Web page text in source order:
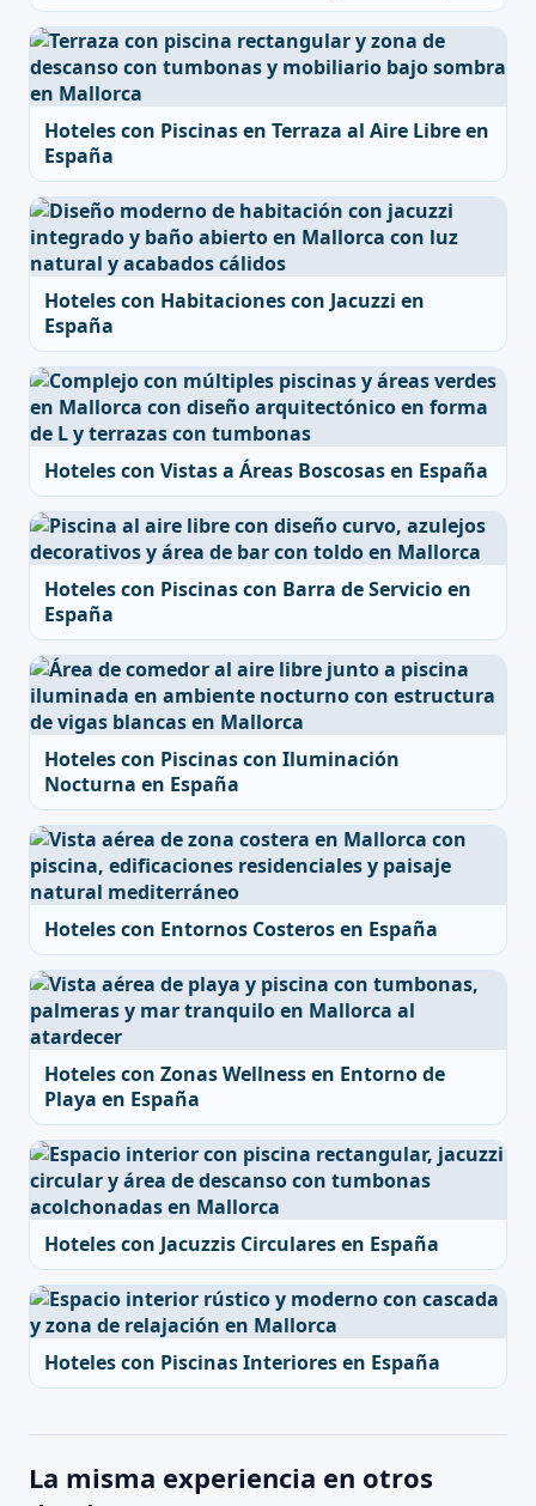
Hoteles con Piscinas en Terraza al Aire Libre en
España
Hoteles con Habitaciones con Jacuzzi en
España
Hoteles con Vistas a Áreas Boscosas en España
Hoteles con Piscinas con Barra de Servicio en
España
Hoteles con Piscinas con Iluminación
Nocturna en España
Hoteles con Entornos Costeros en España
Hoteles con Zonas Wellness en Entorno de
Playa en España
Hoteles con Jacuzzis Circulares en España
Hoteles con Piscinas Interiores en España
La misma experiencia en otros